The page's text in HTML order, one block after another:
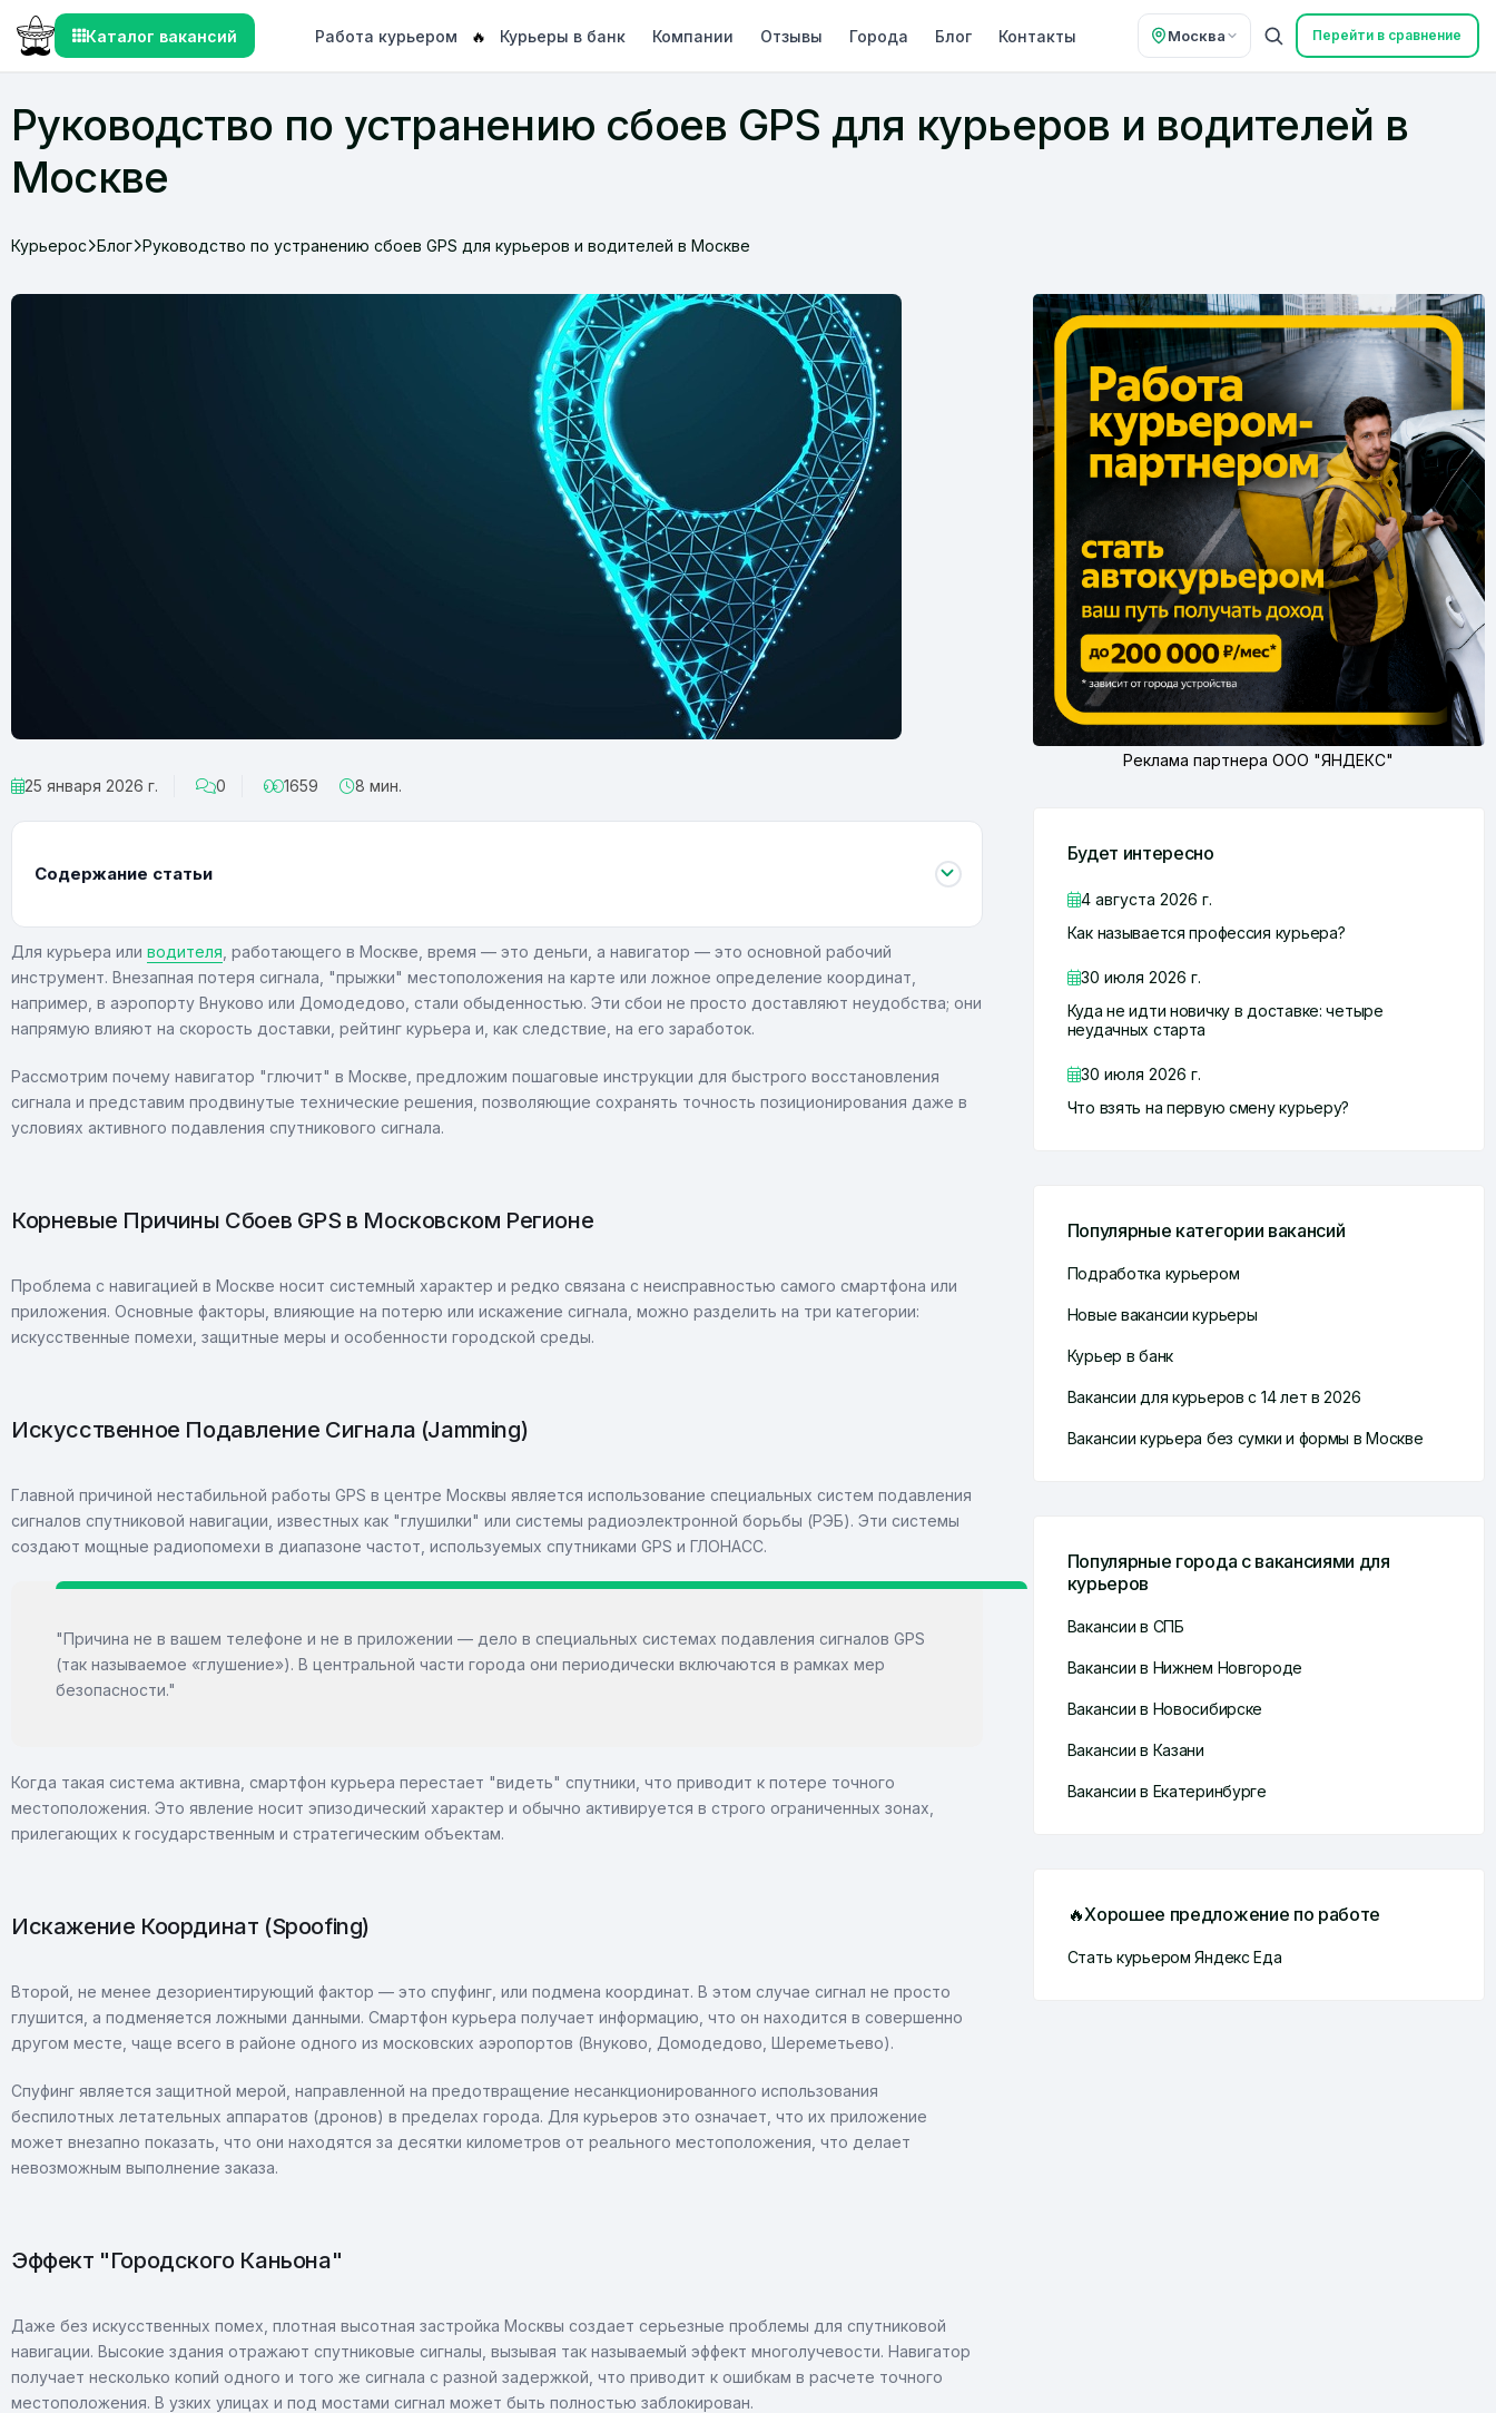
Каталог вакансий Работа курьером 🔥 Курьеры в банк Компании Отзывы Города Блог Контакты Москва Перейти в сравнение
Руководство по устранению сбоев GPS для курьеров и водителей в
Москве
Курьерос Блог Руководство по устранению сбоев GPS для курьеров и водителей в Москве
25 января 2026 г. 0 1659 8 мин.
Содержание статьи
Для курьера или водителя , работающего в Москве, время — это деньги, а навигатор — это основной рабочий
инструмент. Внезапная потеря сигнала, "прыжки" местоположения на карте или ложное определение координат,
например, в аэропорту Внуково или Домодедово, стали обыденностью. Эти сбои не просто доставляют неудобства; они
напрямую влияют на скорость доставки, рейтинг курьера и, как следствие, на его заработок.
Рассмотрим почему навигатор "глючит" в Москве, предложим пошаговые инструкции для быстрого восстановления
сигнала и представим продвинутые технические решения, позволяющие сохранять точность позиционирования даже в
условиях активного подавления спутникового сигнала.
Корневые Причины Сбоев GPS в Московском Регионе
Проблема с навигацией в Москве носит системный характер и редко связана с неисправностью самого смартфона или
приложения. Основные факторы, влияющие на потерю или искажение сигнала, можно разделить на три категории:
искусственные помехи, защитные меры и особенности городской среды.
Искусственное Подавление Сигнала (Jamming)
Главной причиной нестабильной работы GPS в центре Москвы является использование специальных систем подавления
сигналов спутниковой навигации, известных как "глушилки" или системы радиоэлектронной борьбы (РЭБ). Эти системы
создают мощные радиопомехи в диапазоне частот, используемых спутниками GPS и ГЛОНАСС.
"Причина не в вашем телефоне и не в приложении — дело в специальных системах подавления сигналов GPS
(так называемое «глушение»). В центральной части города они периодически включаются в рамках мер
безопасности."
Когда такая система активна, смартфон курьера перестает "видеть" спутники, что приводит к потере точного
местоположения. Это явление носит эпизодический характер и обычно активируется в строго ограниченных зонах,
прилегающих к государственным и стратегическим объектам.
Искажение Координат (Spoofing)
Второй, не менее дезориентирующий фактор — это спуфинг, или подмена координат. В этом случае сигнал не просто
глушится, а подменяется ложными данными. Смартфон курьера получает информацию, что он находится в совершенно
другом месте, чаще всего в районе одного из московских аэропортов (Внуково, Домодедово, Шереметьево).
Спуфинг является защитной мерой, направленной на предотвращение несанкционированного использования
беспилотных летательных аппаратов (дронов) в пределах города. Для курьеров это означает, что их приложение
может внезапно показать, что они находятся за десятки километров от реального местоположения, что делает
невозможным выполнение заказа.
Эффект "Городского Каньона"
Даже без искусственных помех, плотная высотная застройка Москвы создает серьезные проблемы для спутниковой
навигации. Высокие здания отражают спутниковые сигналы, вызывая так называемый эффект многолучевости. Навигатор
получает несколько копий одного и того же сигнала с разной задержкой, что приводит к ошибкам в расчете точного
местоположения. В узких улицах и под мостами сигнал может быть полностью заблокирован.
Реклама партнера ООО "ЯНДЕКС"
Будет интересно
4 августа 2026 г.
Как называется профессия курьера?
30 июля 2026 г.
Куда не идти новичку в доставке: четыре
неудачных старта
30 июля 2026 г.
Что взять на первую смену курьеру?
Популярные категории вакансий
Подработка курьером
Новые вакансии курьеры
Курьер в банк
Вакансии для курьеров с 14 лет в 2026
Вакансии курьера без сумки и формы в Москве
Популярные города с вакансиями для
курьеров
Вакансии в СПБ
Вакансии в Нижнем Новгороде
Вакансии в Новосибирске
Вакансии в Казани
Вакансии в Екатеринбурге
🔥Хорошее предложение по работе
Стать курьером Яндекс Еда